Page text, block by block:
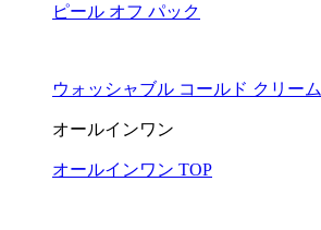
ピール オフ パック
ウォッシャブル コールド クリーム
オールインワン
オールインワン TOP